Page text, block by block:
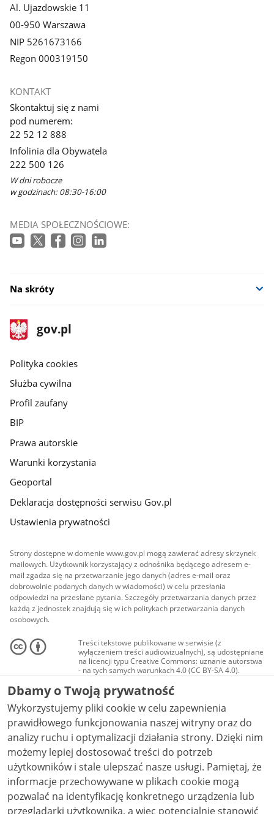
Al. Ujazdowskie 11
00-950 Warszawa
NIP 5261673166
Regon 000319150
KONTAKT
Skontaktuj się z nami
pod numerem:
22 52 12 888
Infolinia dla Obywatela
222 500 126
W dni robocze
w godzinach: 08:30-16:00
MEDIA SPOŁECZNOŚCIOWE:
Na skróty
stopka
gov.pl
Strona
gov.pl
gov.pl
Polityka cookies
Służba cywilna
Profil zaufany
BIP
Prawa autorskie
Warunki korzystania
Geoportal
Deklaracja dostępności serwisu Gov.pl
Ustawienia prywatności
Strony dostępne w domenie www.gov.pl mogą zawierać adresy skrzynek
mailowych. Użytkownik korzystający z odnośnika będącego adresem e-
mail zgadza się na przetwarzanie jego danych (adres e-mail oraz
dobrowolnie podanych danych w wiadomości) w celu przesłania
odpowiedzi na przesłane pytania. Szczegóły przetwarzania danych przez
każdą z jednostek znajdują się w ich politykach przetwarzania danych
osobowych.
Treści tekstowe publikowane w serwisie (z
wyłączeniem treści audiowizualnych), są udostępniane
na licencji typu Creative Commons: uznanie autorstwa
- na tych samych warunkach 4.0 (CC BY-SA 4.0).
Materiały audiowizualne, w tym zdjęcia, materiały
audio i wideo, są udostępniane na licencji typu
Creative Commons: uznanie autorstwa użycie
niekomercyjne - bez utworów zależnych 4.0 (CC BY-
NC-ND 4.0), o ile nie jest to stwierdzone inaczej.
Dbamy o Twoją prywatność
Wykorzystujemy pliki cookie w celu zapewnienia
prawidłowego funkcjonowania naszej witryny oraz do
analizy ruchu i optymalizacji działania strony. Dzięki nim
możemy lepiej dostosować treści do potrzeb
użytkowników i stale ulepszać nasze usługi. Pamiętaj, że
informacje przechowywane w plikach cookie mogą
pozwalać na identyfikację konkretnego urządzenia lub
przeglądarki użytkownika, a więc potencjalnie stanowić